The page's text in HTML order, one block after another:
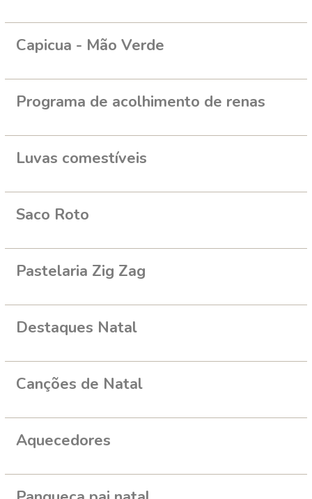
Capicua - Mão Verde
Programa de acolhimento de renas
Luvas comestíveis
Saco Roto
Pastelaria Zig Zag
Destaques Natal
Canções de Natal
Aquecedores